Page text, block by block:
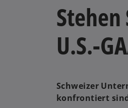
U.S.-
Schweizer
konfrontiert